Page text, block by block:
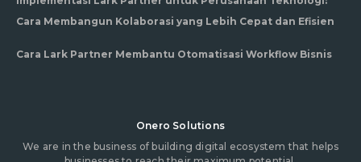
Cara Membangun Kolaborasi yang Lebih Cepat dan Efisien
Cara Lark Partner Membantu Otomatisasi Workflow Bisnis
Onero Solutions
We are in the business of building digital ecosystem that helps